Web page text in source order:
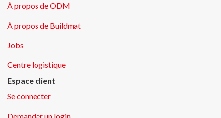
À propos de ODM
À propos de Buildmat
Jobs
Centre logistique
Espace client
Se connecter
Demander un login